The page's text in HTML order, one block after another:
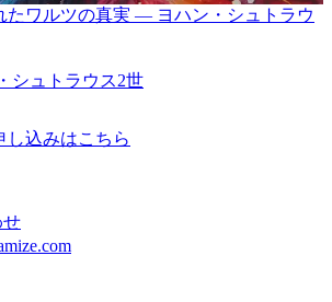
たワルツの真実 ― ヨハン・シュトラウ
シュトラウス2世
し込みはこちら
せ